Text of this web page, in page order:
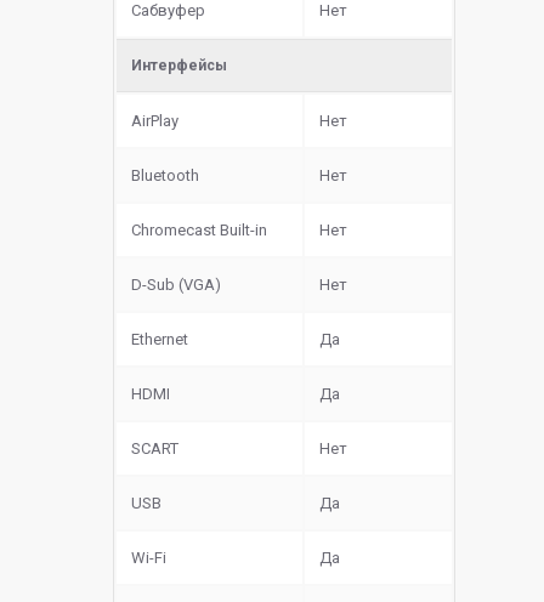
Сабвуфер Нет
Интерфейсы
AirPlay Нет
Bluetooth Нет
Chromecast Built-in Нет
D-Sub (VGA) Нет
Ethernet Да
HDMI Да
SCART Нет
USB Да
Wi-Fi Да